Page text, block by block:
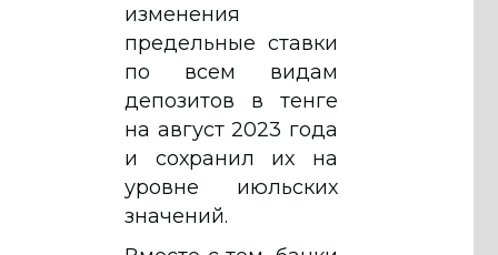
изменения
предельные ставки
по всем видам
депозитов в тенге
на август 2023 года
и сохранил их на
уровне июльских
значений.